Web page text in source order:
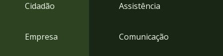
Cidadão
Empresa
Assistência
Comunicação